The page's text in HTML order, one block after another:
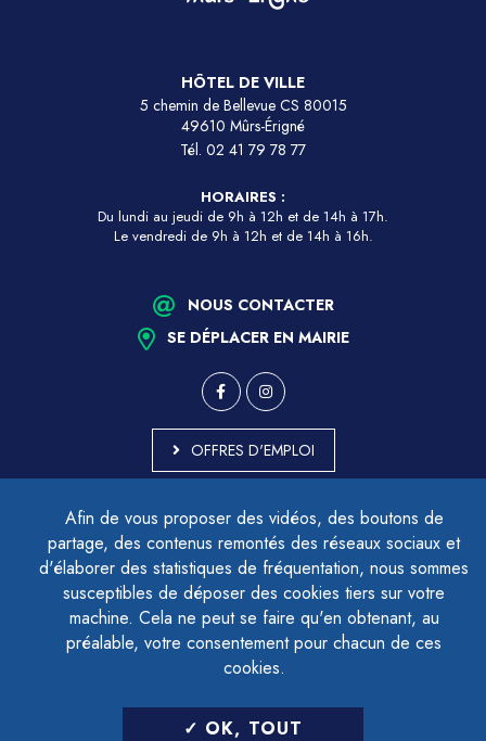
Afin de vous proposer des vidéos, des boutons de
partage, des contenus remontés des réseaux sociaux et
d'élaborer des statistiques de fréquentation, nous sommes
susceptibles de déposer des cookies tiers sur votre
machine. Cela ne peut se faire qu'en obtenant, au
préalable, votre consentement pour chacun de ces
cookies.
OK, TOUT
HÔTEL DE VILLE
5 chemin de Bellevue CS 80015
49610 Mûrs-Érigné
Tél. 02 41 79 78 77
HORAIRES :
Du lundi au jeudi de 9h à 12h et de 14h à 17h.
Le vendredi de 9h à 12h et de 14h à 16h.
NOUS CONTACTER
SE DÉPLACER EN MAIRIE
OFFRES D'EMPLOI
ACCESSIBILITÉ - PARTIELLEMENT CONFORME
PLAN DU SITE
MENTIONS LÉGALES
CONTACTER LE DÉLÉGUÉ À LA PROTECTION DES DONNÉES
GESTION DES COOKIES
LETTRE D'INFORMATION